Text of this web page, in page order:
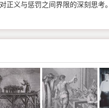
正义与惩罚之间界限的深刻思考。